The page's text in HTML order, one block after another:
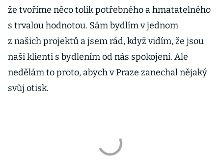
že tvoříme něco tolik potřebného a hmatatelného
s trvalou hodnotou. Sám bydlím v jednom
z našich projektů a jsem rád, když vidím, že jsou
naši klienti s bydlením od nás spokojeni. Ale
nedělám to proto, abych v Praze zanechal nějaký
svůj otisk.